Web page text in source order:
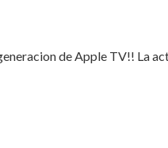
de Apple TV!! La